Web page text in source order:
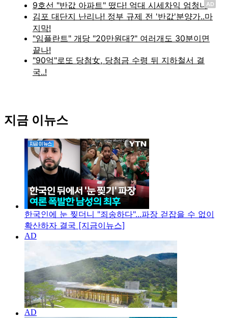
AD
지금 이뉴스
한국인에 눈 찢더니 "죄송하다"...파장 걷잡을 수 없이
확산하자 결국 [지금이뉴스]